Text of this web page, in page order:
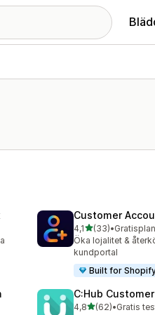
Customer
4,1av 5 stjärnor
(33)
33 recensioner totalt
•
Öka lojalitet &
kundportal
Built for
C:Hub
4,8av 5 stjärnor
(62)
62 recensioner
•Gratis